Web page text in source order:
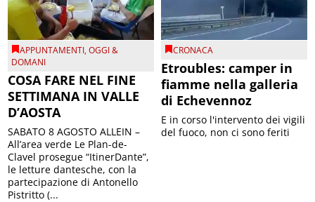
APPUNTAMENTI,OGGI &
DOMANI
COSA FARE NEL FINE
SETTIMANA IN VALLE
D’AOSTA
SABATO 8 AGOSTO ALLEIN –
All’area verde Le Plan-de-
Clavel prosegue “ItinerDante”,
le letture dantesche, con la
partecipazione di Antonello
Pistritto (...
CRONACA
Etroubles: camper in
fiamme nella galleria
di Echevennoz
E in corso l'intervento dei vigili
del fuoco, non ci sono feriti